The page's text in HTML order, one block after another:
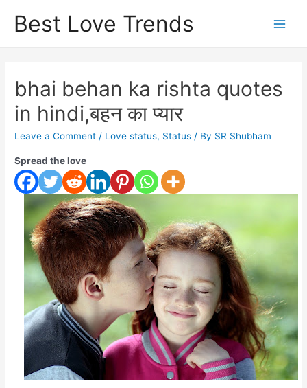
Best Love Trends
bhai behan ka rishta quotes
in hindi,बहन का प्यार
Leave a Comment / Love status, Status / By SR Shubham
Spread the love